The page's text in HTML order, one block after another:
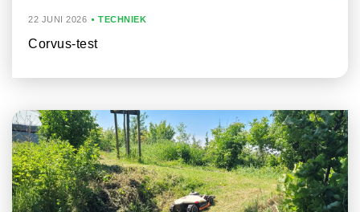
22 JUNI 2026 TECHNIEK
Corvus-test